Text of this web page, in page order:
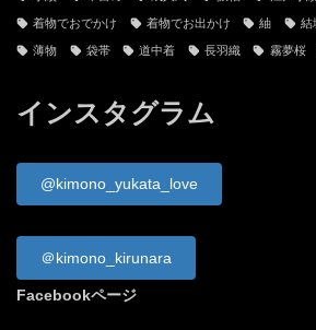
着物でおでかけ 着物でお出かけ 紬 結
薄物 袋帯 道中着 長羽織 霧夢桜
インスタグラム
@kimono_yukata_love
＠kimono_kirunara
Facebookページ